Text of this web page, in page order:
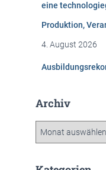
eine
Produktion,
4. August 2026
Archiv
h